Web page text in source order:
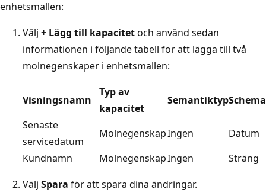
enhetsmallen:
Välj + Lägg till kapacitetoch använd sedan
informationen i följande tabell för att lägga till två
molnegenskaper i enhetsmallen:
Visningsnamn
Typ av
kapacitet
SemantiktypSchema
Senaste
servicedatum
MolnegenskapIngen
Datum
Kundnamn
MolnegenskapIngen
Sträng
Välj Spara för att spara dina ändringar.